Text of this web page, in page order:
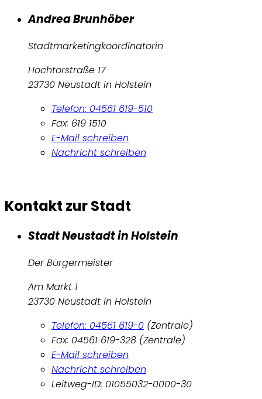
Andrea Brunhöber
Stadtmarketingkoordinatorin
Hochtorstraße 17
23730 Neustadt in Holstein
Telefon: 04561 619-510
Fax: 619 1510
E-Mail schreiben
Nachricht schreiben
Kontakt zur Stadt
Stadt Neustadt in Holstein
Der Bürgermeister
Am Markt 1
23730 Neustadt in Holstein
Telefon: 04561 619-0 (Zentrale)
Fax: 04561 619-328 (Zentrale)
E-Mail schreiben
Nachricht schreiben
Leitweg-ID: 01055032-0000-30